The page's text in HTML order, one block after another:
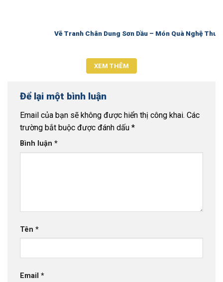
Vẽ Tranh Chân Dung Sơn Dầu – Món Quà Nghệ
XEM THÊM
Để lại một bình luận
Email của bạn sẽ không được hiển thị công khai. Các
trường bắt buộc được đánh dấu *
Bình luận *
Tên *
Email *